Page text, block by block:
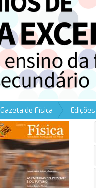
Gazeta de Física Edições